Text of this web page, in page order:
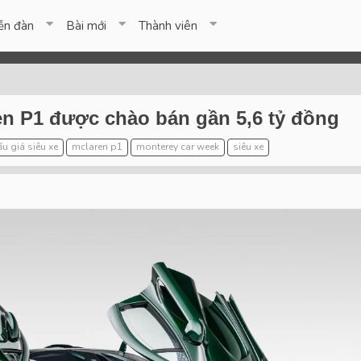
đàn Bài mới Thành viên
P1 được chào bán gần 5,6 tỷ đồng
giá siêu xe mclaren p1 monterey car week siêu xe